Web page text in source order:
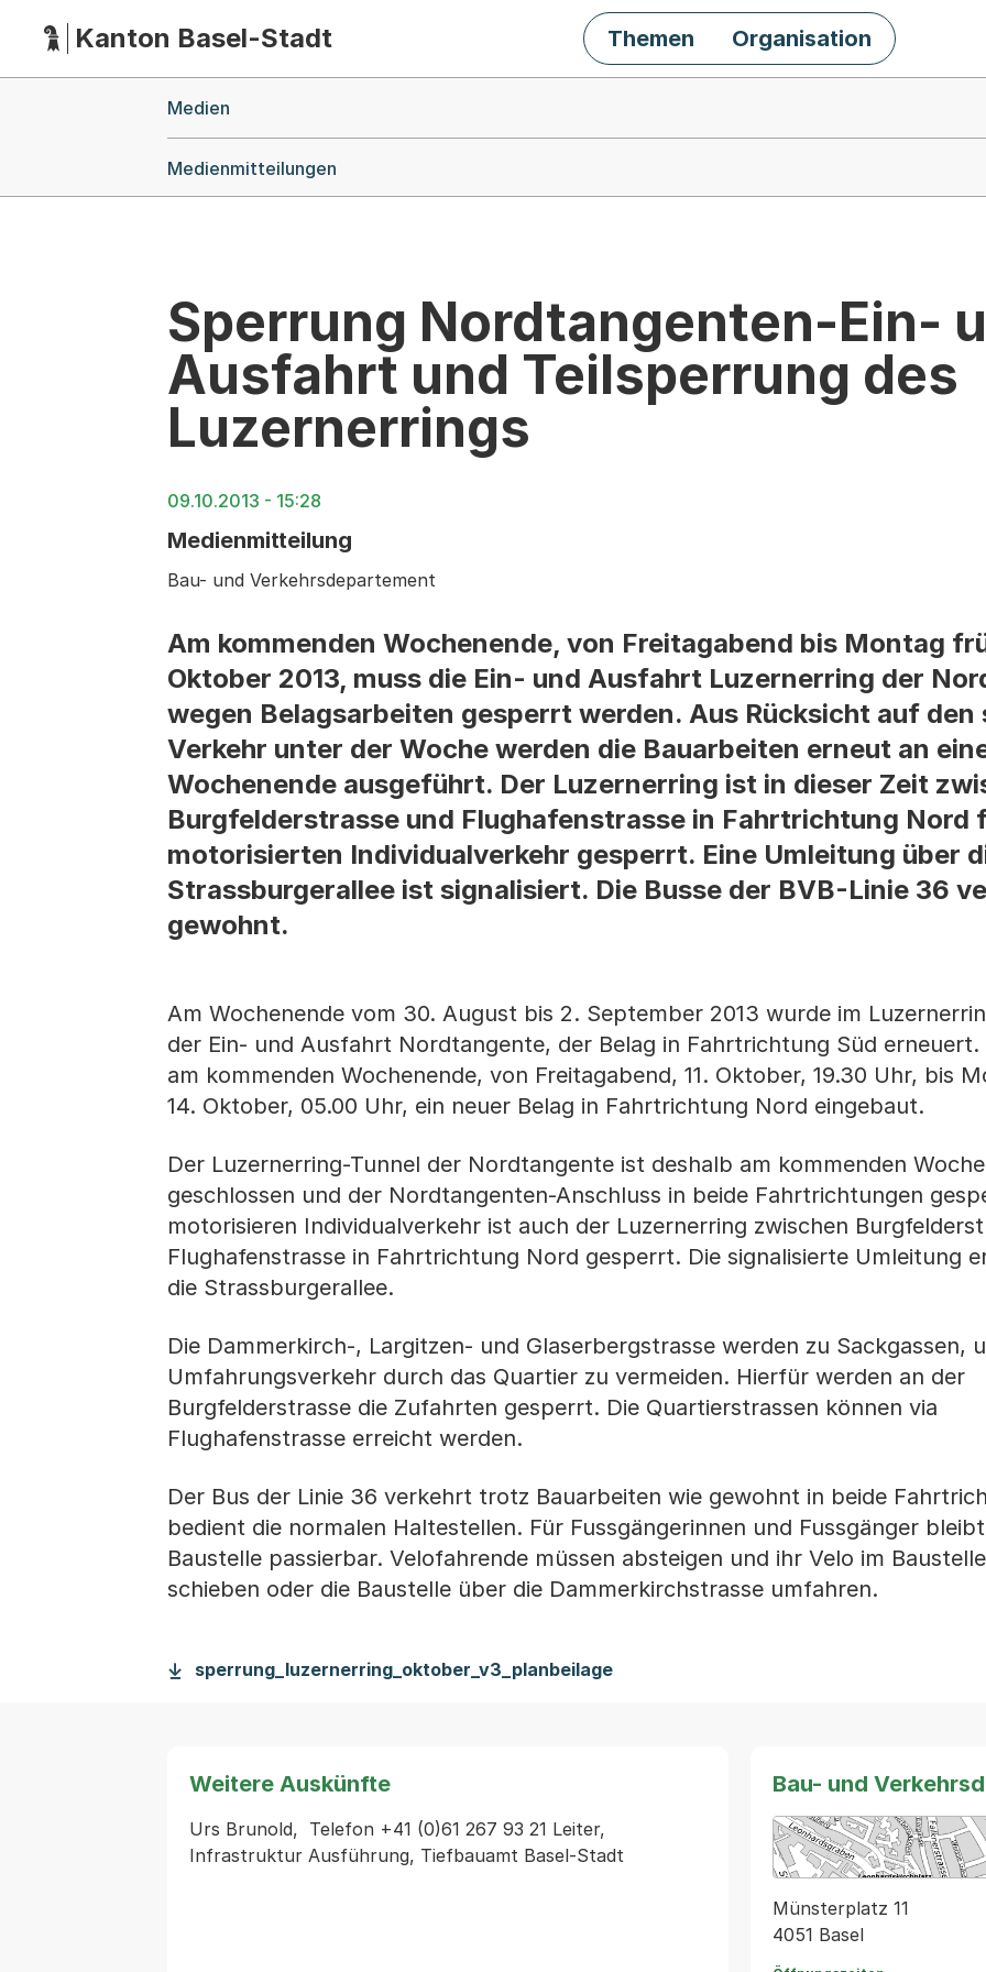
HauptnavigationKanton Basel-Stadt Themen Organisation
Medien
Medienmitteilungen
Sperrung Nordtangenten-Ein-
Ausfahrt und Teilsperrung des
Luzernerrings
09.10.2013 - 15:28
Medienmitteilung
Bau- und Verkehrsdepartement
Am kommenden Wochenende, von Freitagabend bis Montag
Oktober 2013, muss die Ein- und Ausfahrt Luzernerring der
wegen Belagsarbeiten gesperrt werden. Aus Rücksicht auf den
Verkehr unter der Woche werden die Bauarbeiten erneut an
Wochenende ausgeführt. Der Luzernerring ist in dieser Zeit
Burgfelderstrasse und Flughafenstrasse in Fahrtrichtung Nord
motorisierten Individualverkehr gesperrt. Eine Umleitung über
Strassburgerallee ist signalisiert. Die Busse der BVB-Linie 36
gewohnt.
Am Wochenende vom 30. August bis 2. September 2013 wurde im
der Ein- und Ausfahrt Nordtangente, der Belag in Fahrtrichtung Süd
am kommenden Wochenende, von Freitagabend, 11. Oktober, 19.30 Uhr, bis
14. Oktober, 05.00 Uhr, ein neuer Belag in Fahrtrichtung Nord eingebaut.
Der Luzernerring-Tunnel der Nordtangente ist deshalb am kommenden
geschlossen und der Nordtangenten-Anschluss in beide Fahrtrichtungen
motorisieren Individualverkehr ist auch der Luzernerring zwischen
Flughafenstrasse in Fahrtrichtung Nord gesperrt. Die signalisierte Umleitung
die Strassburgerallee.
Die Dammerkirch-, Largitzen- und Glaserbergstrasse werden zu Sackgassen,
Umfahrungsverkehr durch das Quartier zu vermeiden. Hierfür werden an der
Burgfelderstrasse die Zufahrten gesperrt. Die Quartierstrassen können via
Flughafenstrasse erreicht werden.
Der Bus der Linie 36 verkehrt trotz Bauarbeiten wie gewohnt in beide
bedient die normalen Haltestellen. Für Fussgängerinnen und Fussgänger
Baustelle passierbar. Velofahrende müssen absteigen und ihr Velo im
schieben oder die Baustelle über die Dammerkirchstrasse umfahren.
sperrung_luzernerring_oktober_v3_planbeilage
Weitere Auskünfte
Urs Brunold,  Telefon +41 (0)61 267 93 21 Leiter,
Infrastruktur Ausführung, Tiefbauamt Basel-Stadt
Bau- und
Münsterplatz 11
4051 Basel